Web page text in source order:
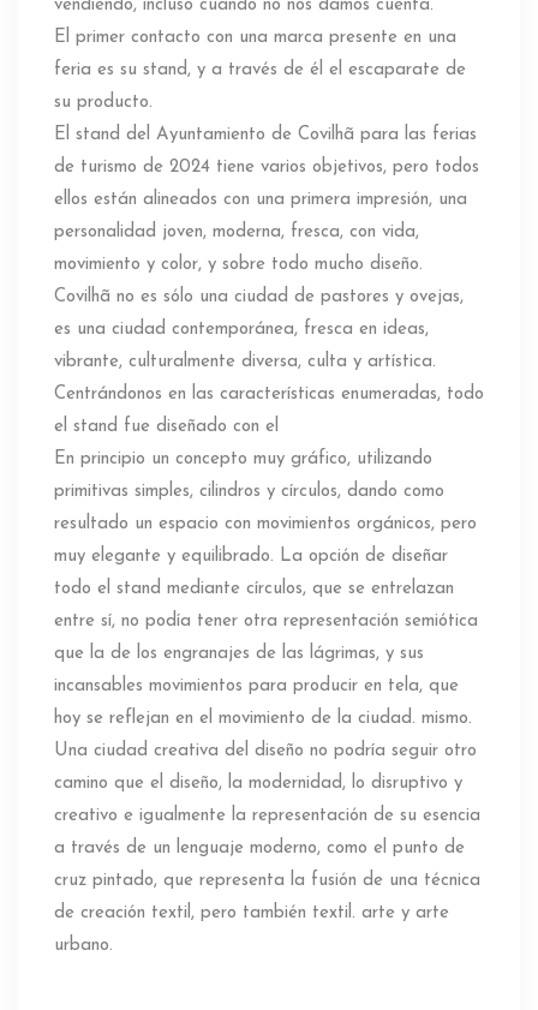
vendiendo, incluso cuando no nos damos cuenta.
El primer contacto con una marca presente en una
feria es su stand, y a través de él el escaparate de
su producto.
El stand del Ayuntamiento de Covilhã para las ferias
de turismo de 2024 tiene varios objetivos, pero todos
ellos están alineados con una primera impresión, una
personalidad joven, moderna, fresca, con vida,
movimiento y color, y sobre todo mucho diseño.
Covilhã no es sólo una ciudad de pastores y ovejas,
es una ciudad contemporánea, fresca en ideas,
vibrante, culturalmente diversa, culta y artística.
Centrándonos en las características enumeradas, todo
el stand fue diseñado con el
En principio un concepto muy gráfico, utilizando
primitivas simples, cilindros y círculos, dando como
resultado un espacio con movimientos orgánicos, pero
muy elegante y equilibrado. La opción de diseñar
todo el stand mediante círculos, que se entrelazan
entre sí, no podía tener otra representación semiótica
que la de los engranajes de las lágrimas, y sus
incansables movimientos para producir en tela, que
hoy se reflejan en el movimiento de la ciudad. mismo.
Una ciudad creativa del diseño no podría seguir otro
camino que el diseño, la modernidad, lo disruptivo y
creativo e igualmente la representación de su esencia
a través de un lenguaje moderno, como el punto de
cruz pintado, que representa la fusión de una técnica
de creación textil, pero también textil. arte y arte
urbano.